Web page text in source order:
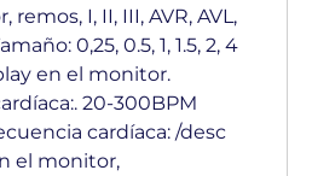
I, II, III, AVR, AVL,
0,25, 0.5, 1, 1.5, 2, 4
en el monitor.
20-300BPM
cardíaca: /desc
el monitor,